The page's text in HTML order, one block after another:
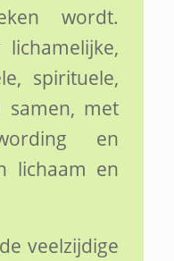
wordt.
spirituele,
samen, met
en
lichaam en
veelzijdige